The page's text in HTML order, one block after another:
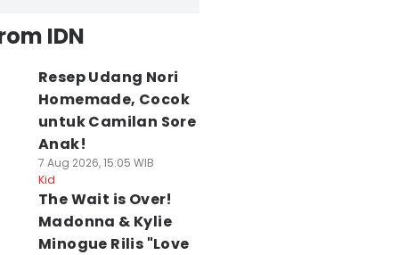
IDN
Resep Udang Nori
Homemade, Cocok
untuk Camilan Sore
Anak!
7 Aug 2026, 15:05 WIB
Kid
The Wait is Over!
Madonna & Kylie
Minogue Rilis "Love